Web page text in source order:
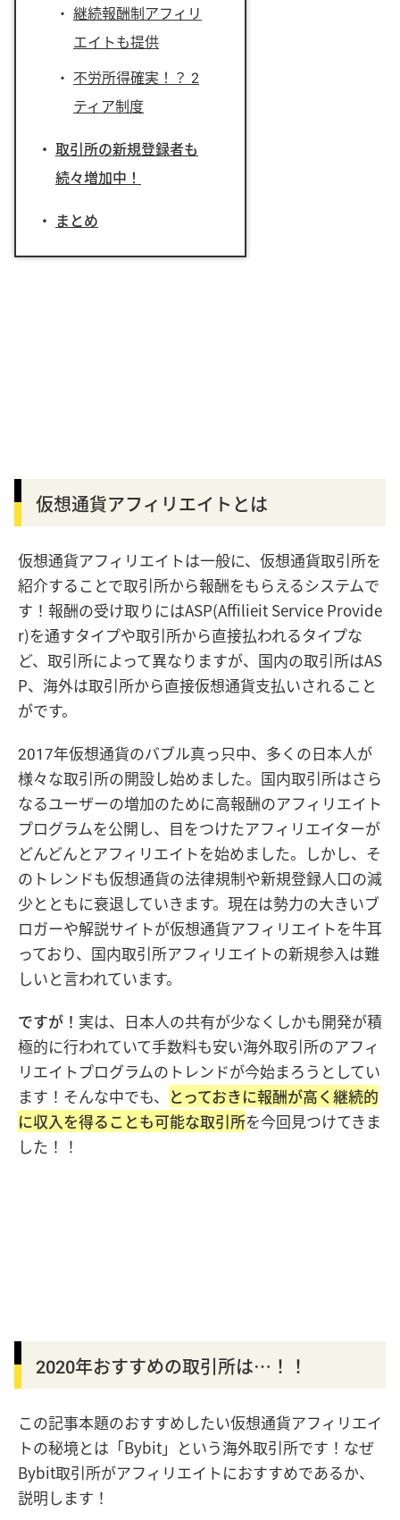
継続報酬制アフィリ
エイトも提供
不労所得確実！？ 2
ティア制度
取引所の新規登録者も
続々増加中！
まとめ
仮想通貨アフィリエイトとは
仮想通貨アフィリエイトは一般に、仮想通貨取引所を
紹介することで取引所から報酬をもらえるシステムで
す！報酬の受け取りにはASP(Affilieit Service Provide
r)を通すタイプや取引所から直接払われるタイプな
ど、取引所によって異なりますが、国内の取引所はAS
P、海外は取引所から直接仮想通貨支払いされること
がです。
2017年仮想通貨のバブル真っ只中、多くの日本人が
様々な取引所の開設し始めました。国内取引所はさら
なるユーザーの増加のために高報酬のアフィリエイト
プログラムを公開し、目をつけたアフィリエイターが
どんどんとアフィリエイトを始めました。しかし、そ
のトレンドも仮想通貨の法律規制や新規登録人口の減
少とともに衰退していきます。現在は勢力の大きいブ
ロガーや解説サイトが仮想通貨アフィリエイトを牛耳
っており、国内取引所アフィリエイトの新規参入は難
しいと言われています。
ですが！ 実は、日本人の共有が少なくしかも開発が積
極的に行われていて手数料も安い海外取引所のアフィ
リエイトプログラムのトレンドが今始まろうとしてい
ます！そんな中でも、 とっておきに報酬が高く継続的
に収入を得ることも可能な取引所を今回見つけてきま
した！！
2020年おすすめの取引所は…！！
この記事本題のおすすめしたい仮想通貨アフィリエイ
トの秘境とは「Bybit」という海外取引所です！なぜ
Bybit取引所がアフィリエイトにおすすめであるか、
説明します！